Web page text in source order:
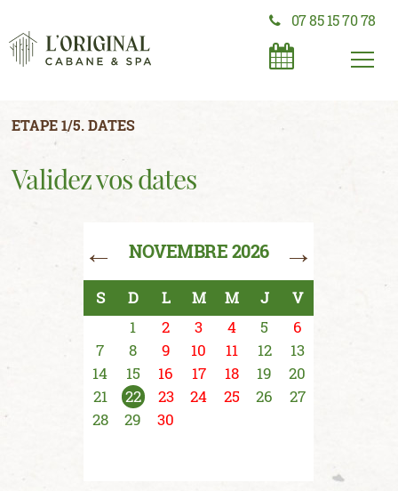
07 85 15 70 78
ETAPE 1/5. DATES
Validez vos dates
← →
NOVEMBRE 2026
S D L M M J
V
1
2 3 4 5
6
7
8 9 10 11 12
13
14
15 16 17 18 19
20
21
22 23 24 25 26
27
28
29 30